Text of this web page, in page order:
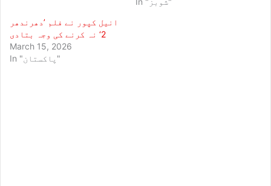
انیل کپور نے فلم ’دھرندھر
2‘ نہ کرنے کی وجہ بتادی
March 15, 2026
In "پاکستان"